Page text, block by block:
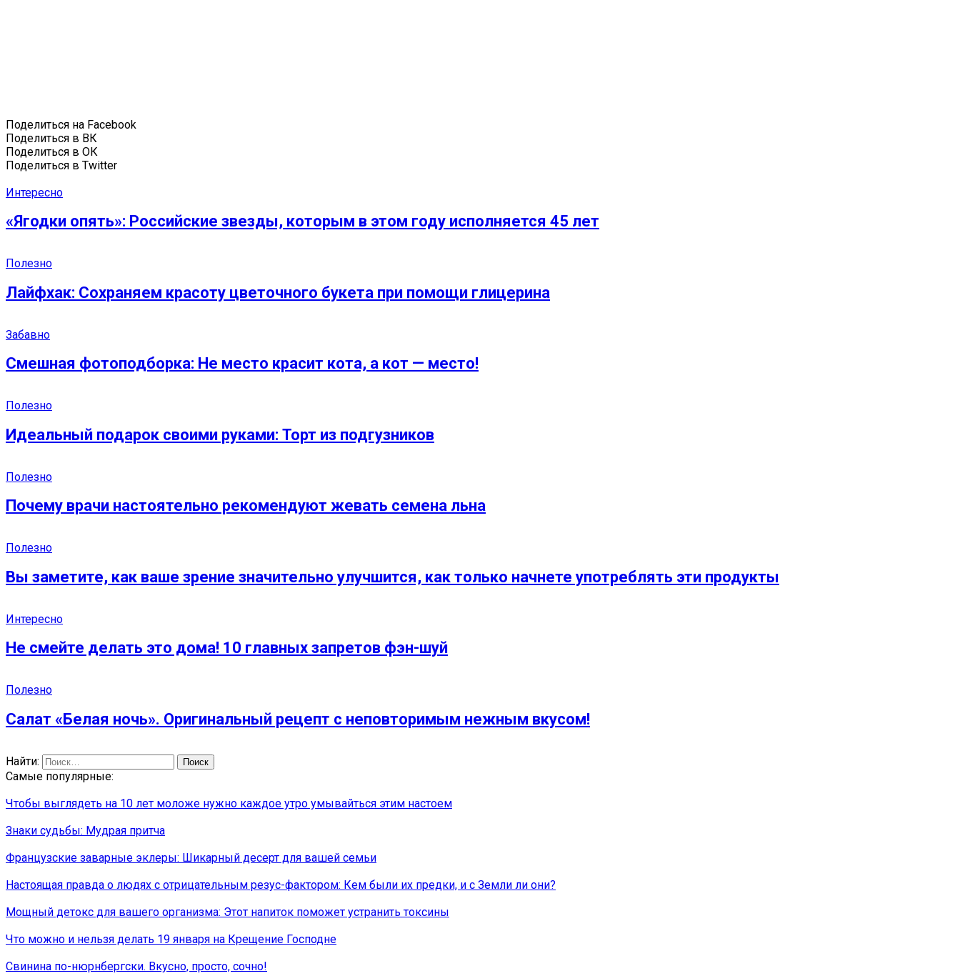
Поделиться на Facebook
Поделиться в ВК
Поделиться в ОК
Поделиться в Twitter
Интересно
«Ягодки опять»: Российские звезды, которым в этом году исполняется 45 лет
Полезно
Лайфхак: Сохраняем красоту цветочного букета при помощи глицерина
Забавно
Смешная фотоподборка: Не место красит кота, а кот — место!
Полезно
Идеальный подарок своими руками: Торт из подгузников
Полезно
Почему врачи настоятельно рекомендуют жевать семена льна
Полезно
Вы заметите, как ваше зрение значительно улучшится, как только начнете употреблять эти продукты
Интересно
Не смейте делать это дома! 10 главных запретов фэн-шуй
Полезно
Салат «Белая ночь». Оригинальный рецепт с неповторимым нежным вкусом!
Найти:
Самые популярные:
Чтобы выглядеть на 10 лет моложе нужно каждое утро умывайться этим настоем
Знаки судьбы: Мудрая притча
Французские заварные эклеры: Шикарный десерт для вашей семьи
Настоящая правда о людях с отрицательным резус-фактором: Кем были их предки, и с Земли ли они?
Мощный детокс для вашего организма: Этот напиток поможет устранить токсины
Что можно и нельзя делать 19 января на Крещение Господне
Свинина по-нюрнбергски. Вкусно, просто, сочно!